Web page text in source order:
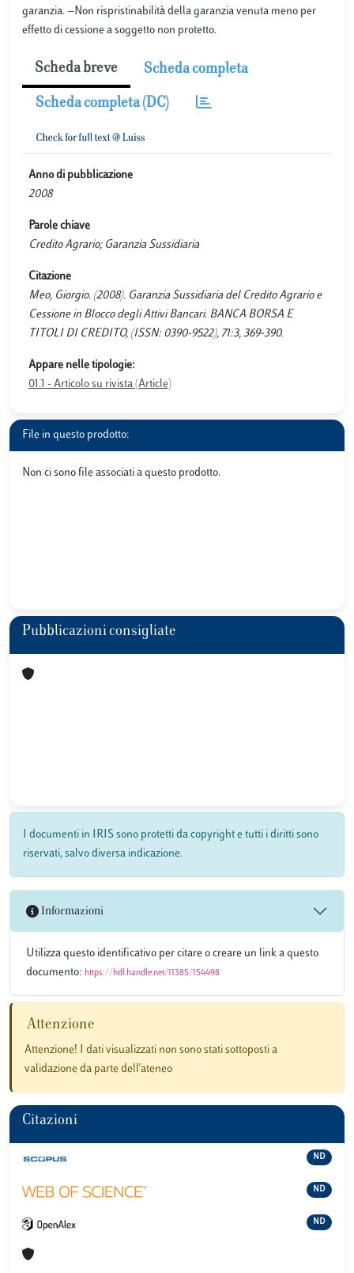
garanzia. —Non rispristinabilità della garanzia venuta meno per
effetto di cessione a soggetto non protetto.
Scheda breve Scheda completa
Scheda completa (DC)
Anno di pubblicazione
2008
Parole chiave
Credito Agrario; Garanzia Sussidiaria
Citazione
Meo, Giorgio. (2008). Garanzia Sussidiaria del Credito Agrario e
Cessione in Blocco degli Attivi Bancari. BANCA BORSA E
TITOLI DI CREDITO, (ISSN: 0390-9522), 71:3, 369-390.
Appare nelle tipologie:
01.1 - Articolo su rivista (Article)
File in questo prodotto:
Non ci sono file associati a questo prodotto.
Pubblicazioni consigliate
I documenti in IRIS sono protetti da copyright e tutti i diritti sono
riservati, salvo diversa indicazione.
Informazioni
Utilizza questo identificativo per citare o creare un link a questo
documento: https://hdl.handle.net/11385/154498
Attenzione
Attenzione! I dati visualizzati non sono stati sottoposti a
validazione da parte dell'ateneo
Citazioni
ND
ND
ND